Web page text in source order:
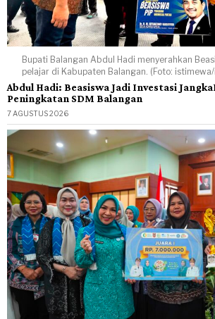
Bupati Balangan Abdul Hadi menyerahkan
pelajar di Kabupaten Balangan. (Foto:
Abdul Hadi: Beasiswa Jadi Investasi
Peningkatan SDM Balangan
7 AGUSTUS 2026